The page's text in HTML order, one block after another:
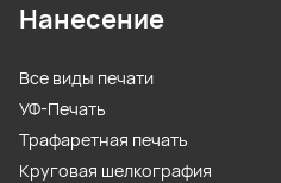
Нанесение
Все виды печати
УФ-Печать
Трафаретная печать
Круговая шелкография